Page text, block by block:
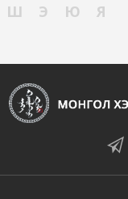
Ш
Э Ю Я